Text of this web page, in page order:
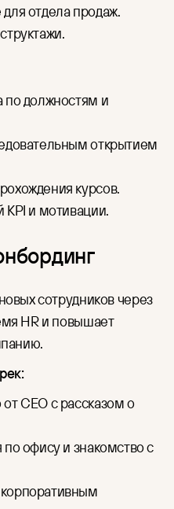
отдела продаж.
по должностям и
открытием
курсов.
KPI и мотивации.
сотрудников через
HR и повышает
CEO с рассказом о
по офису и знакомство с